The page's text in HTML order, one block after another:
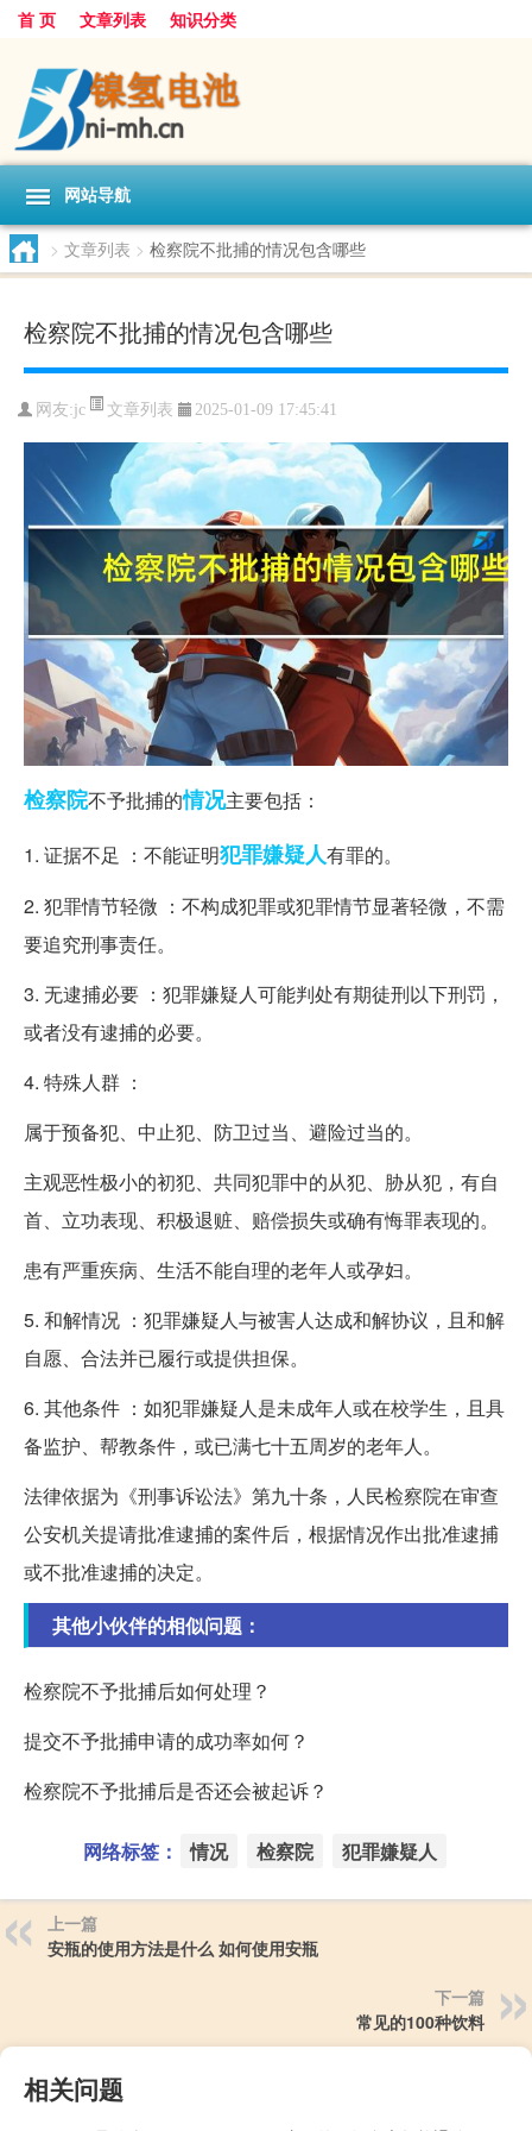
首 页 文章列表 知识分类
网站导航
> 文章列表 > 检察院不批捕的情况包含哪些
检察院不批捕的情况包含哪些
网友:jc 文章列表 2025-01-09 17:45:41
检察院不予批捕的情况主要包括：
1. 证据不足 ：不能证明犯罪嫌疑人有罪的。
2. 犯罪情节轻微 ：不构成犯罪或犯罪情节显著轻微，不需
要追究刑事责任。
3. 无逮捕必要 ：犯罪嫌疑人可能判处有期徒刑以下刑罚，
或者没有逮捕的必要。
4. 特殊人群 ：
属于预备犯、中止犯、防卫过当、避险过当的。
主观恶性极小的初犯、共同犯罪中的从犯、胁从犯，有自
首、立功表现、积极退赃、赔偿损失或确有悔罪表现的。
患有严重疾病、生活不能自理的老年人或孕妇。
5. 和解情况 ：犯罪嫌疑人与被害人达成和解协议，且和解
自愿、合法并已履行或提供担保。
6. 其他条件 ：如犯罪嫌疑人是未成年人或在校学生，且具
备监护、帮教条件，或已满七十五周岁的老年人。
法律依据为《刑事诉讼法》第九十条，人民检察院在审查
公安机关提请批准逮捕的案件后，根据情况作出批准逮捕
或不批准逮捕的决定。
其他小伙伴的相似问题：
检察院不予批捕后如何处理？
提交不予批捕申请的成功率如何？
检察院不予批捕后是否还会被起诉？
网络标签： 情况 检察院 犯罪嫌疑人
上一篇
安瓶的使用方法是什么 如何使用安瓶
下一篇
常见的100种饮料
相关问题